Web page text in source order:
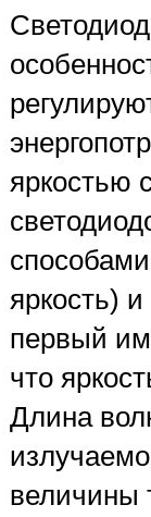
яркостью
яркость)
первый
что
Длина
величины